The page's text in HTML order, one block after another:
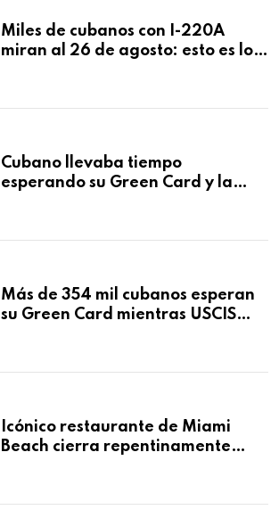
Miles de cubanos con I-220A
miran al 26 de agosto: esto es lo
Cubano llevaba tiempo
esperando su Green Card y la
Más de 354 mil cubanos esperan
su Green Card mientras USCIS
Icónico restaurante de Miami
Beach cierra repentinamente